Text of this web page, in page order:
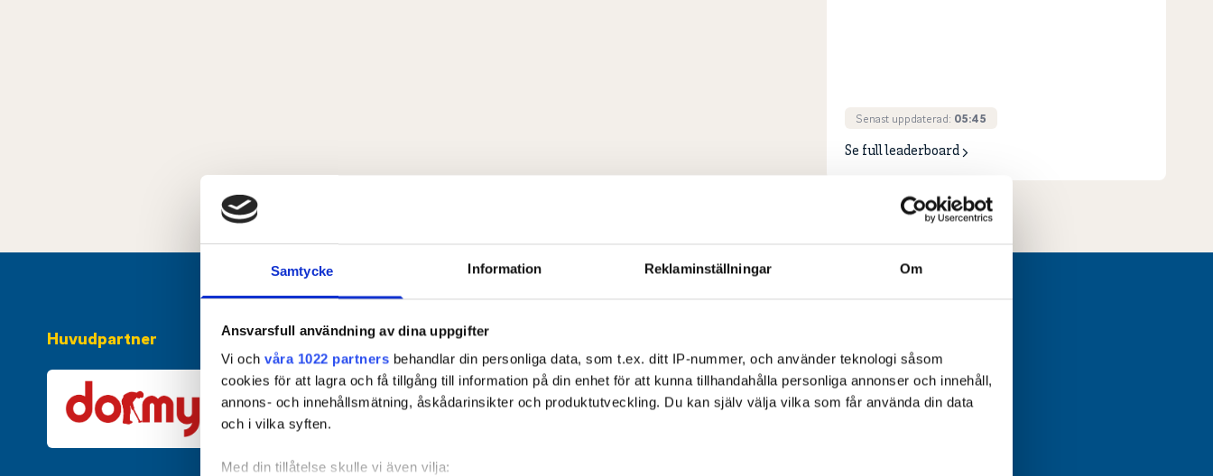
Samtycke Information Reklaminställningar Om
Ansvarsfull användning av dina uppgifter
Vi och våra 1022 partners behandlar din personliga data, som t.ex. ditt IP-nummer, och använder teknologi såsom
cookies för att lagra och få tillgång till information på din enhet för att kunna tillhandahålla personliga annonser och innehåll,
annons- och innehållsmätning, åskådarinsikter och produktutveckling. Du kan själv välja vilka som får använda din data
och i vilka syften.
Med din tillåtelse skulle vi även vilja:
Senast uppdaterad: 05:45
Se full leaderboard
Huvudpartner